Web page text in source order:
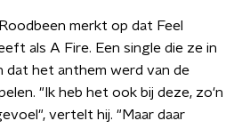
merkt op dat Feel
als A Fire. Een single die ze in
dat het anthem werd van de
"Ik heb het ook bij deze, zo'n
vertelt hij. "Maar daar